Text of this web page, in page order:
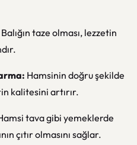
Balığın taze olması, lezzetin
Hamsinin doğru şekilde
kalitesini artırır.
tava gibi yemeklerde
çıtır olmasını sağlar.